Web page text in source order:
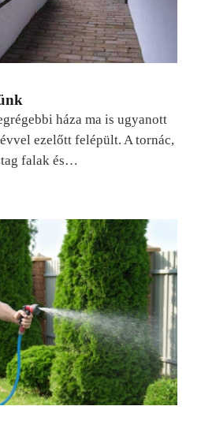
háza ma is ugyanott
ezelőtt felépült. A tornác,
falak és…